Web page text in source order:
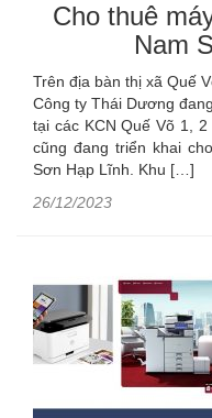
Cho thuê
Nam
Trên địa bàn thị xã Quế
Công ty Thái Dương
tại các KCN Quế Võ 1,
cũng đang triển khai
Sơn Hạp Lĩnh. Khu […]
26/12/2023